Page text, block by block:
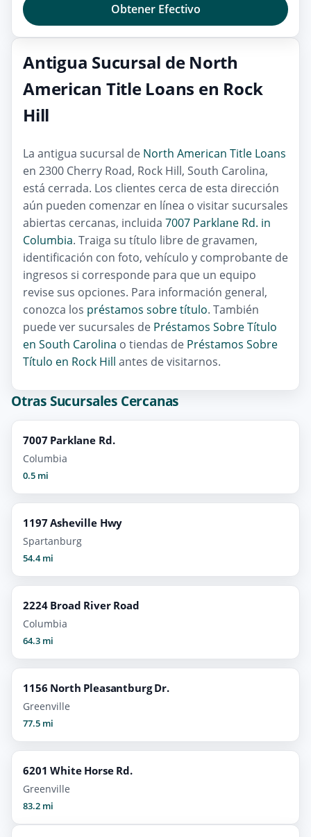
Obtener Efectivo
Antigua Sucursal de North
American Title Loans en Rock
Hill
La antigua sucursal de North American Title Loans
en 2300 Cherry Road, Rock Hill, South Carolina,
está cerrada. Los clientes cerca de esta dirección
aún pueden comenzar en línea o visitar sucursales
abiertas cercanas, incluida 7007 Parklane Rd. in
Columbia. Traiga su título libre de gravamen,
identificación con foto, vehículo y comprobante de
ingresos si corresponde para que un equipo
revise sus opciones. Para información general,
conozca los préstamos sobre título. También
puede ver sucursales de Préstamos Sobre Título
en South Carolina o tiendas de Préstamos Sobre
Título en Rock Hill antes de visitarnos.
Otras Sucursales Cercanas
7007 Parklane Rd.
Columbia
0.5 mi
1197 Asheville Hwy
Spartanburg
54.4 mi
2224 Broad River Road
Columbia
64.3 mi
1156 North Pleasantburg Dr.
Greenville
77.5 mi
6201 White Horse Rd.
Greenville
83.2 mi